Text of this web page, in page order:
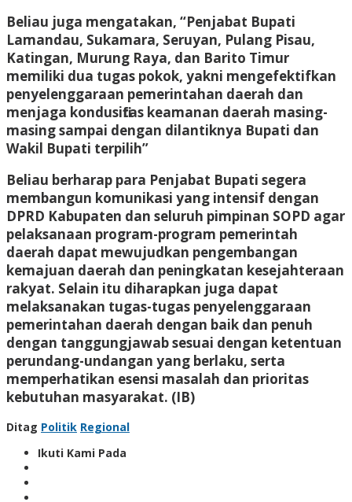
Beliau juga mengatakan, “Penjabat Bupati
Lamandau, Sukamara, Seruyan, Pulang Pisau,
Katingan, Murung Raya, dan Barito Timur
memiliki dua tugas pokok, yakni mengefektifkan
penyelenggaraan pemerintahan daerah dan
menjaga kondusifitas keamanan daerah masing-
masing sampai dengan dilantiknya Bupati dan
Wakil Bupati terpilih”
Beliau berharap para Penjabat Bupati segera
membangun komunikasi yang intensif dengan
DPRD Kabupaten dan seluruh pimpinan SOPD agar
pelaksanaan program-program pemerintah
daerah dapat mewujudkan pengembangan
kemajuan daerah dan peningkatan kesejahteraan
rakyat. Selain itu diharapkan juga dapat
melaksanakan tugas-tugas penyelenggaraan
pemerintahan daerah dengan baik dan penuh
dengan tanggungjawab sesuai dengan ketentuan
perundang-undangan yang berlaku, serta
memperhatikan esensi masalah dan prioritas
kebutuhan masyarakat. (IB)
Ditag Politik Regional
Ikuti Kami Pada